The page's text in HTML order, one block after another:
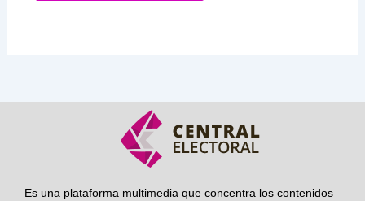
Es una plataforma multimedia que concentra los contenidos